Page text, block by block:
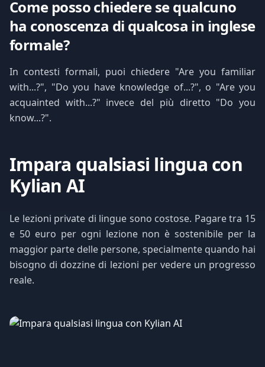
Come posso chiedere se qualcuno
ha conoscenza di qualcosa in inglese
formale?
In contesti formali, puoi chiedere "Are you familiar
with...?", "Do you have knowledge of...?", o "Are you
acquainted with...?" invece del più diretto "Do you
know...?".
Impara qualsiasi lingua con
Kylian AI
Le lezioni private di lingue sono costose. Pagare tra 15
e 50 euro per ogni lezione non è sostenibile per la
maggior parte delle persone, specialmente quando hai
bisogno di dozzine di lezioni per vedere un progresso
reale.